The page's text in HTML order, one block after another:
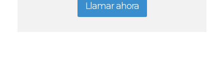
Llamar ahora